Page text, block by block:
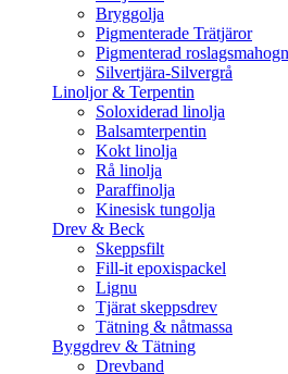
Bryggolja
Pigmenterade Trätjäror
Pigmenterad
Silvertjära-Silvergrå
Linoljor & Terpentin
Soloxiderad linolja
Balsamterpentin
Kokt linolja
Rå linolja
Paraffinolja
Kinesisk tungolja
Drev & Beck
Skeppsfilt
Fill-it epoxispackel
Lignu
Tjärat skeppsdrev
Tätning & nåtmassa
Byggdrev & Tätning
Drevband